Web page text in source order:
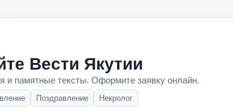
Вести Якутии
и памятные тексты. Оформите заявку онлайн.
Поздравление Некролог